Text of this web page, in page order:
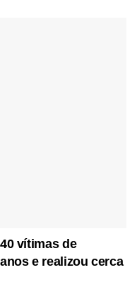
vítimas de
e realizou cerca